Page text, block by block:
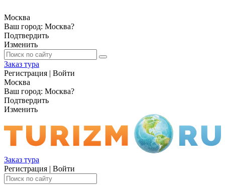
Москва
Ваш город: Москва?
Подтвердить
Изменить
Заказ тура
Регистрация | Войти
Москва
Ваш город: Москва?
Подтвердить
Изменить
Заказ тура
Регистрация | Войти